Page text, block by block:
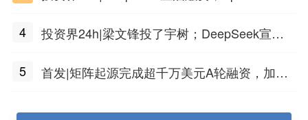
4
投资界24h|梁文锋投了宇树；DeepSeek宣布
5
首发|矩阵起源完成超千万美元A轮融资，加速